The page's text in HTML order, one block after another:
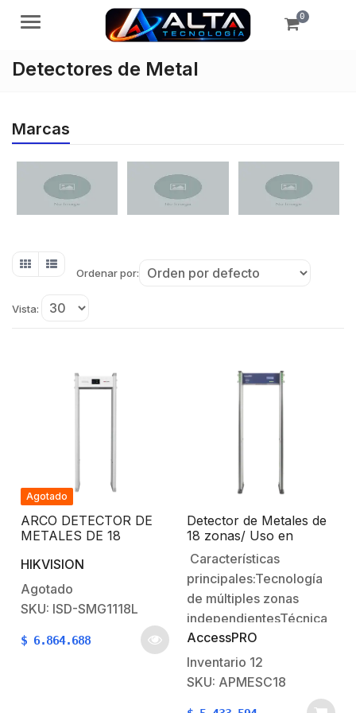
Menú 0
Detectores de Metal
Marcas
Ordenar por:
Vista:
Agotado
ARCO DETECTOR DE
METALES DE 18
PANTALLA LCD DE 7
PULGADAS
HIKVISION
Agotado
SKU: ISD-SMG1118L
$ 6.864.688
Detector de Metales de
18 zonas/ Uso en
Interior/ Contador de
Personas
Características
principales:Tecnología
de múltiples zonas
independientesTécnica
de medición por onda
continúaSistema de
autodiagnósticoTeclado
AccessPRO
Inventario 12
SKU: APMESC18